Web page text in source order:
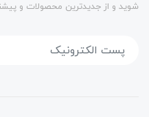
شوید و از جدیدترین محصولات و